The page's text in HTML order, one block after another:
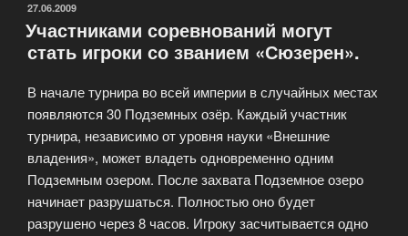
Lands”
game»
ОПУБЛИКОВАНО
27.06.2009
Участниками соревнований могут
стать игроки со званием «Сюзерен».
В начале турнира во всей империи в случайных местах
появляются 30 Подземных озёр. Каждый участник
турнира, независимо от уровня науки «Внешние
владения», может владеть одновременно одним
Подземным озером. После захвата Подземное озеро
начинает разрушаться. Полностью оно будет
разрушено через 8 часов. Игроку засчитывается одно